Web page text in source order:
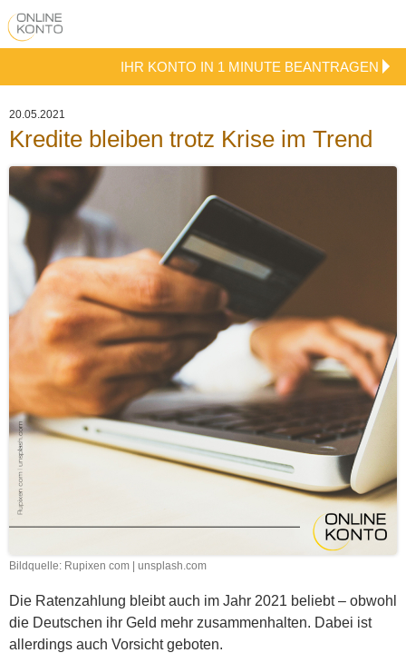
IHR KONTO IN 1 MINUTE BEANTRAGEN
20.05.2021
Kredite bleiben trotz Krise im Trend
Bildquelle: Rupixen com | unsplash.com
Die Ratenzahlung bleibt auch im Jahr 2021 beliebt – obwohl
die Deutschen ihr Geld mehr zusammenhalten. Dabei ist
allerdings auch Vorsicht geboten.